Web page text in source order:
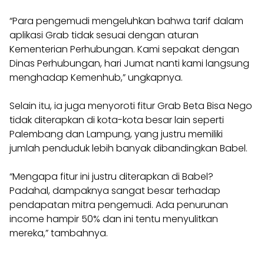
“Para pengemudi mengeluhkan bahwa tarif dalam
aplikasi Grab tidak sesuai dengan aturan
Kementerian Perhubungan. Kami sepakat dengan
Dinas Perhubungan, hari Jumat nanti kami langsung
menghadap Kemenhub,” ungkapnya.
Selain itu, ia juga menyoroti fitur Grab Beta Bisa Nego
tidak diterapkan di kota-kota besar lain seperti
Palembang dan Lampung, yang justru memiliki
jumlah penduduk lebih banyak dibandingkan Babel.
“Mengapa fitur ini justru diterapkan di Babel?
Padahal, dampaknya sangat besar terhadap
pendapatan mitra pengemudi. Ada penurunan
income hampir 50% dan ini tentu menyulitkan
mereka,” tambahnya.